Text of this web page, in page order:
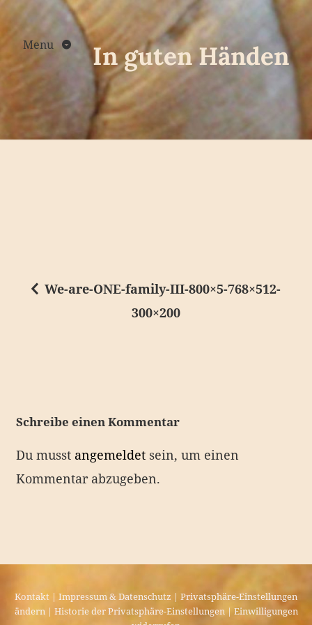
Skip
to
contentMenu In guten Händen
a
s
n
a
We-are-ONE-family-III-800×5-768×512-
300×200
Schreibe einen Kommentar
Du musst angemeldetsein, um einen
Kommentar abzugeben.
Kontakt | Impressum & Datenschutz | Privatsphäre-Einstellungen
ändern| Historie der Privatsphäre-Einstellungen| Einwilligungen